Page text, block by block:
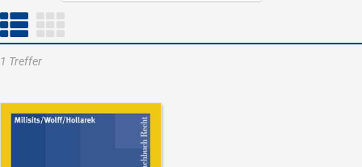
1 Treffer